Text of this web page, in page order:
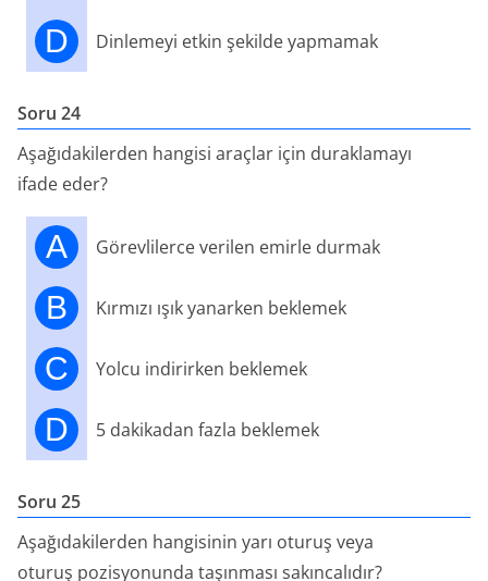
D Dinlemeyi etkin şekilde yapmamak
Soru 24
Aşağıdakilerden hangisi araçlar için duraklamayı
ifade eder?
A Görevlilerce verilen emirle durmak
B Kırmızı ışık yanarken beklemek
C Yolcu indirirken beklemek
D 5 dakikadan fazla beklemek
Soru 25
Aşağıdakilerden hangisinin yarı oturuş veya
oturuş pozisyonunda taşınması sakıncalıdır?